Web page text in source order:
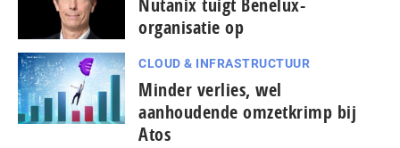
Nutanix tuigt Benelux-
organisatie op
CLOUD & INFRASTRUCTUUR
Minder verlies, wel
aanhoudende omzetkrimp bij
Atos